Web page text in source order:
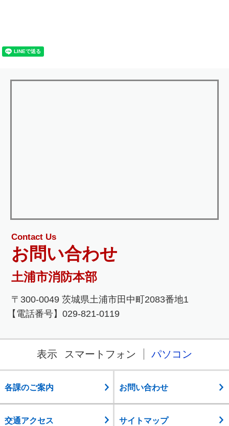
Contact Us
お問い合わせ
土浦市消防本部
〒300-0049 茨城県土浦市田中町2083番地1
【電話番号】029-821-0119
表示 スマートフォン パソコン
各課のご案内 お問い合わせ
交通アクセス サイトマップ